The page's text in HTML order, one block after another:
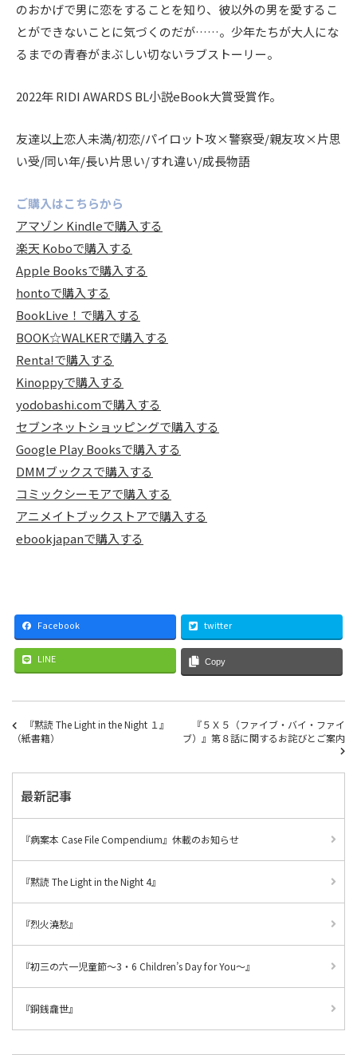
のおかげで男に恋をすることを知り、彼以外の男を愛するこ
とができないことに気づくのだが……。少年たちが大人にな
るまでの青春がまぶしい切ないラブストーリー。
2022年 RIDI AWARDS BL小説eBook大賞受賞作。
友達以上恋人未満/初恋/パイロット攻×警察受/親友攻×片思
い受/同い年/長い片思い/すれ違い/成長物語
ご購入はこちらから
アマゾン Kindleで購入する
楽天 Koboで購入する
Apple Booksで購入する
hontoで購入する
BookLive！で購入する
BOOK☆WALKERで購入する
Renta!で購入する
Kinoppyで購入する
yodobashi.comで購入する
セブンネットショッピングで購入する
Google Play Booksで購入する
DMMブックスで購入する
コミックシーモアで購入する
アニメイトブックストアで購入する
ebookjapanで購入する
Facebook twitter
LINE Copy
『黙読 The Light in the Night １』
（紙書籍）
『５Ｘ５（ファイブ・バイ・ファイ
ブ）』第８話に関するお詫びとご案内
最新記事
『病案本 Case File Compendium』休載のお知らせ
『黙読 The Light in the Night 4』
『烈火澆愁』
『初三の六一児童節～3・6 Children’s Day for You～』
『銅銭龕世』